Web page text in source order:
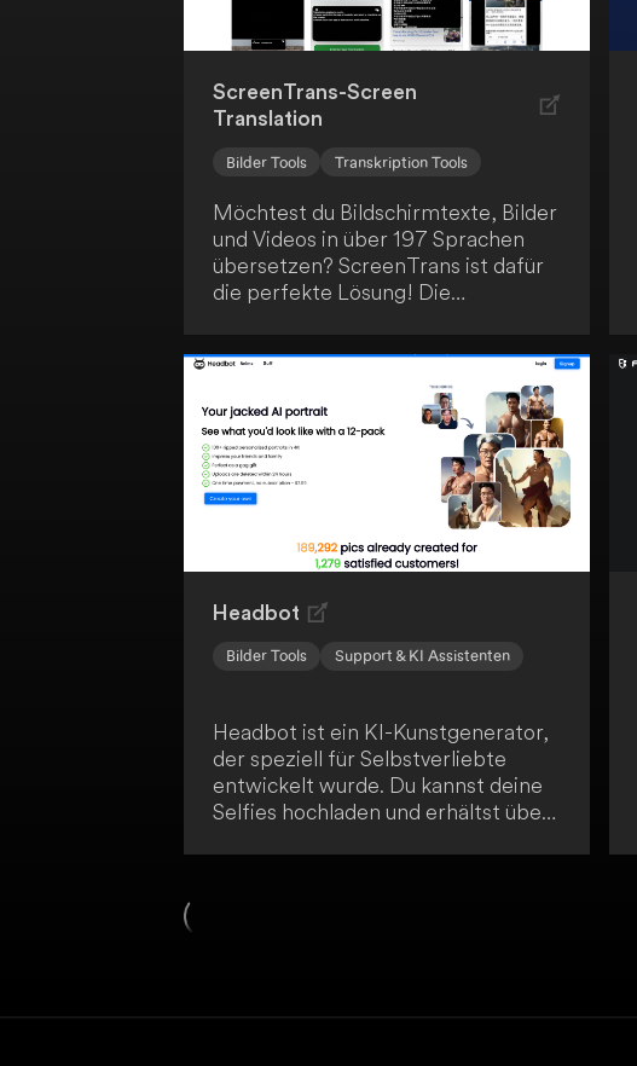
ScreenTrans-Screen
Translation
Bilder Tools Transkription Tools
Möchtest du Bildschirmtexte, Bilder
und Videos in über 197 Sprachen
übersetzen? ScreenTrans ist dafür
die perfekte Lösung! Die
einschließlich Offline-
Übersetzungen in über 50
Sprachen. Profitiere von den
umfangreichen Möglichkeiten von
ScreenTrans!
Headbot
Bilder Tools Support & KI Assistenten
Headbot ist ein KI-Kunstgenerator,
der speziell für Selbstverliebte
entwickelt wurde. Du kannst deine
Selfies hochladen und erhältst über